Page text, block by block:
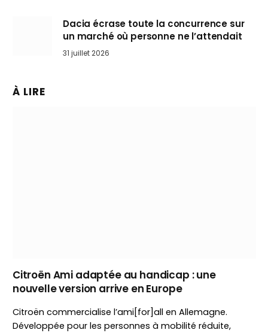
Dacia écrase toute la concurrence sur
un marché où personne ne l’attendait
31 juillet 2026
À LIRE
Citroën Ami adaptée au handicap : une
nouvelle version arrive en Europe
Citroën commercialise l’ami[for]all en Allemagne.
Développée pour les personnes à mobilité réduite,